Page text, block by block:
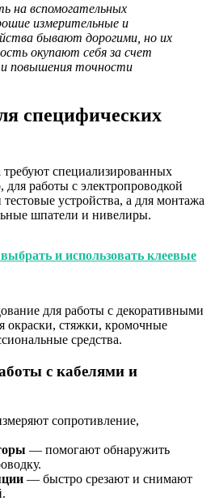
на вспомогательных
измерительные и
бывают дорогими, но их
окупают себя за счет
и повышения точности
специфических
специализированных
работы с электропроводкой
устройства, а для монтажа
шпатели и нивелиры.
и использовать клеевые
для работы с декоративными
окраски, стяжки, кромочные
средства.
с кабелями и
сопротивление,
— помогают обнаружить
— быстро срезают и снимают